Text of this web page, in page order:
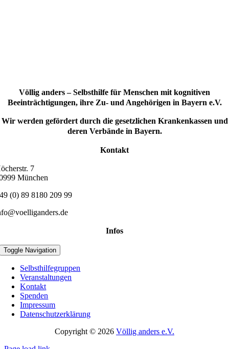
Völlig anders – Selbsthilfe für Menschen mit kognitiven
Beeinträchtigungen, ihre Zu- und Angehörigen in Bayern e.V.
Wir werden gefördert durch die gesetzlichen Krankenkassen und
deren Verbände in Bayern.
Kontakt
7
München
(0) 89 8180 209 99
Infos
Toggle Navigation
Selbsthilfegruppen
Veranstaltungen
Kontakt
Spenden
Impressum
Datenschutzerklärung
Copyright © 2026 Völlig anders e.V.